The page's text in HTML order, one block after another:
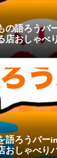
の語ろうバ
店おしゃべ
語ろうバー
おしゃべり